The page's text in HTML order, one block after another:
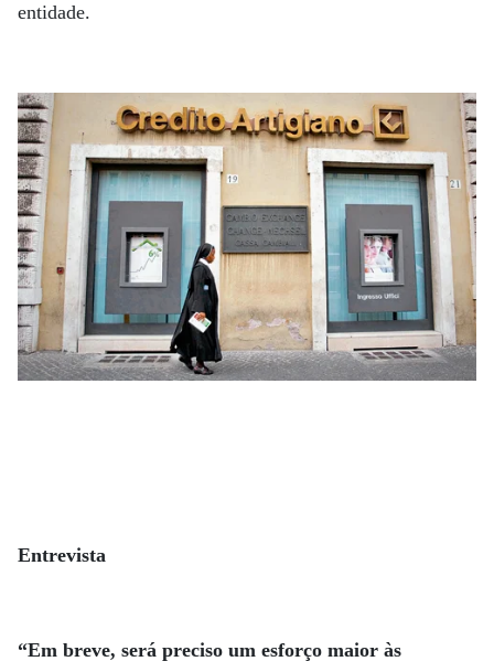
entidade.
Entrevista
“Em breve, será preciso um esforço maior às